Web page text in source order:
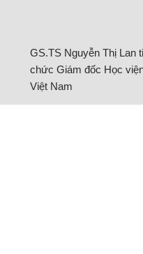
GS.TS Nguyễn Thị Lan
chức Giám đốc Học
Việt Nam